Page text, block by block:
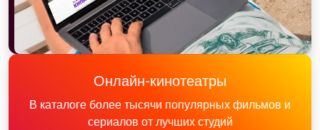
Онлайн-кинотеатры
В каталоге более тысячи популярных фильмов и
сериалов от лучших студий